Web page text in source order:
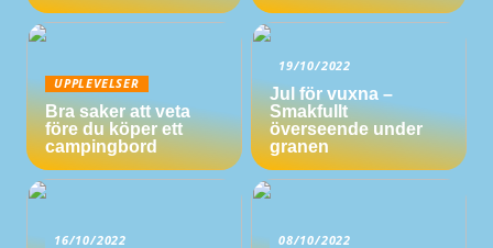
UPPLEVELSER
Bra saker att veta
före du köper ett
campingbord
19/10/2022
Jul för vuxna –
Smakfullt
överseende under
granen
16/10/2022 08/10/2022